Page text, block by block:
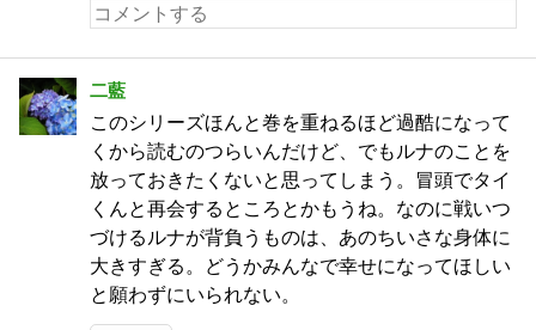
二藍
このシリーズほんと巻を重ねるほど過酷になって
くから読むのつらいんだけど、でもルナのことを
放っておきたくないと思ってしまう。冒頭でタイ
くんと再会するところとかもうね。なのに戦いつ
づけるルナが背負うものは、あのちいさな身体に
大きすぎる。どうかみんなで幸せになってほしい
と願わずにいられない。